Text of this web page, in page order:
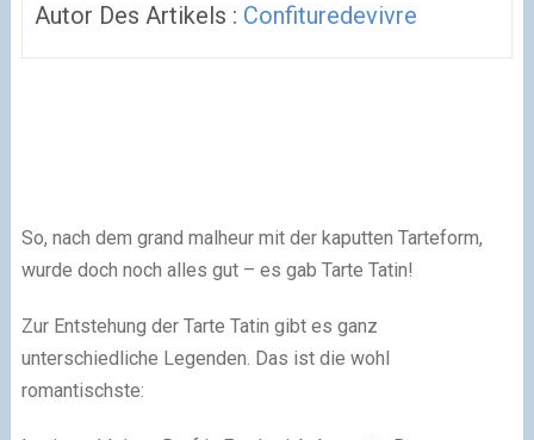
Autor Des Artikels : Confituredevivre
So, nach dem grand malheur mit der kaputten Tarteform,
wurde doch noch alles gut – es gab Tarte Tatin!
Zur Entstehung der Tarte Tatin gibt es ganz
unterschiedliche Legenden. Das ist die wohl
romantischste: